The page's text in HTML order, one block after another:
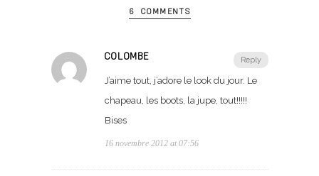
6 COMMENTS
Reply
COLOMBE
J’aime tout, j’adore le look du jour. Le
chapeau, les boots, la jupe, tout!!!!!
Bises
16 novembre 2012 at 07:56